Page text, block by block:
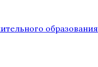
образования